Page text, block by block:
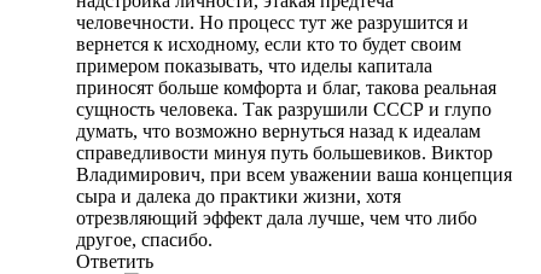
человечности. Но процесс тут же разрушится и
вернется к исходному, если кто то будет своим
примером показывать, что иделы капитала
приносят больше комфорта и благ, такова реальная
сущность человека. Так разрушили СССР и глупо
думать, что возможно вернуться назад к идеалам
справедливости минуя путь большевиков. Виктор
Владимирович, при всем уважении ваша концепция
сыра и далека до практики жизни, хотя
отрезвляющий эффект дала лучше, чем что либо
другое, спасибо.
Ответить